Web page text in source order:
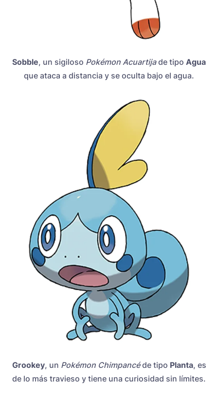
Sobble, un sigiloso Pokémon Acuartijade tipo Agua
que ataca a distancia y se oculta bajo el agua.
Grookey, un Pokémon Chimpancéde tipo Planta, es
de lo más travieso y tiene una curiosidad sin límites.